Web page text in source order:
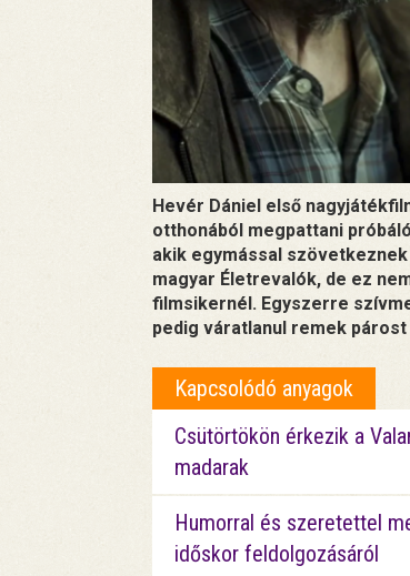
Hevér Dániel első
otthonából megpattani
akik egymással
magyar Életrevalók, de ez
filmsikernél. Egyszerre
pedig váratlanul remek
Kapcsolódó anyagok
Csütörtökön érkezik a
madarak
Humorral és szeretettel
időskor feldolgozásáról